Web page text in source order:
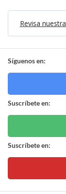
Revisa
Síguenos en:
Suscríbete en:
Suscríbete en: